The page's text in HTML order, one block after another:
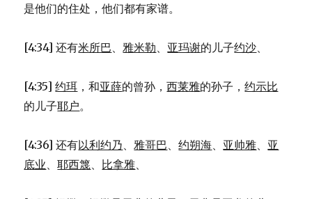
是他们的住处，他们都有家谱。
[4:34] 还有米所巴、雅米勒、 亚玛谢的儿子约沙、
[4:35]约珥 ，和亚薛的曾孙，西莱雅的孙子，约示比
的儿子耶户。
[4:36] 还有以利约乃、雅哥巴、约朔海、 亚帅雅、 亚
底业、耶西篾、 比拿雅、